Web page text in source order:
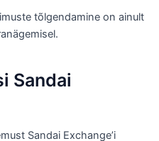
tõlgendamine on ainult
Sandai
Sandai Exchange’i